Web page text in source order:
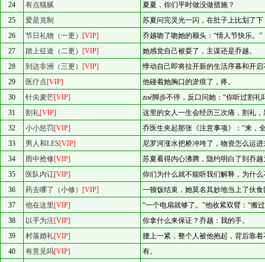
24
有点猫腻
夏夏，你们平时做没做措施？
25
爱是克制
苏夏问完灵光一闪，在肚子上比划了下
26
节日礼物（一更） [VIP]
乔越吻了吻她的额头：“情人节快乐。”
27
踏上征途（二更） [VIP]
她感觉自己被耍了，主谋还是乔越。
28
到达非洲（三更） [VIP]
悸动自己即将拉开新的生活序幕和开
29
医疗点[VIP]
他碰着她胸口的淤痕了，疼。
30
针尖麦芒[VIP]
zoé脚步不停，反口问她：“你听过割礼
31
割礼[VIP]
这里的女人一生会经历三次痛，割礼
32
小小惩罚[VIP]
乔医生夹起那张《注意事项》：“来，
33
男人和LES[VIP]
尼罗河涨水把桥冲垮了，物资怎么运进
34
雨中抢修[VIP]
苏夏看得内心沸腾，隐约明白了到乔
35
医队内讧[VIP]
你们为什么就不能听我们解释，为什
36
药去哪了（小修） [VIP]
一顿饭结束，她莫名其妙地当上了伙食
37
他在这里[VIP]
“一个电扇就够了。”他收紧双臂：“
38
以手为注[VIP]
你拿什么来保证？乔越：我的手。
39
村落婚礼[VIP]
腰上一紧，整个人被他抱起，背后靠
40
有意见吗[VIP]
有。